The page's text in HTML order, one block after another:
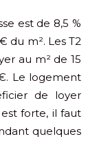
est de 8,5 %
du m². Les T2
au m² de 15
Le logement
de loyer
forte, il faut
quelques